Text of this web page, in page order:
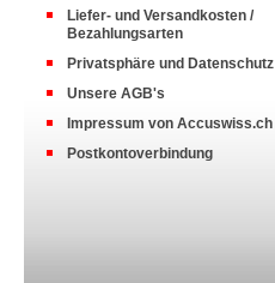
Liefer- und Versandkosten /
Bezahlungsarten
Privatsphäre und Datenschutz
Unsere AGB's
Impressum von Accuswiss.ch
Postkontoverbindung